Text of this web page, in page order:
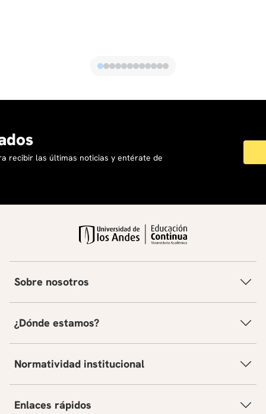
recibir las últimas noticias y entérate de
Sobre nosotros
¿Dónde estamos?
Normatividad institucional
Enlaces rápidos